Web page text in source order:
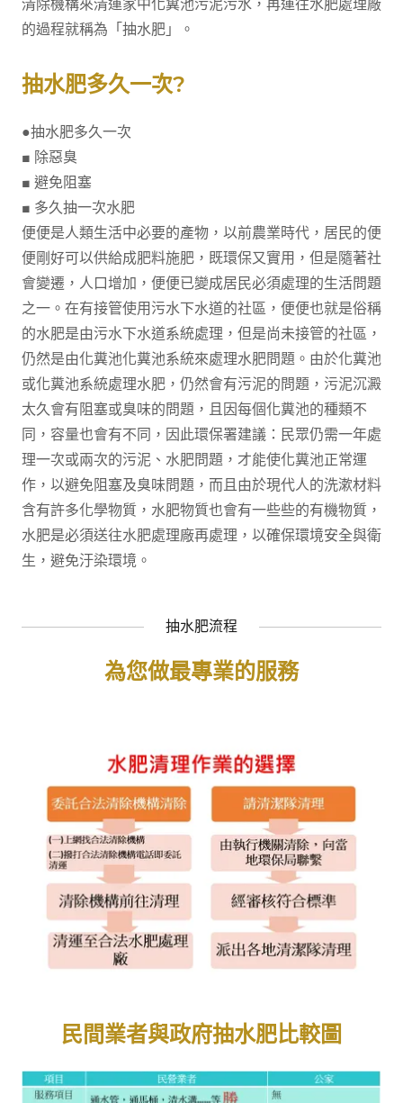
清除機構來清運家中化糞池污泥污水，再運往水肥處理廠
的過程就稱為「抽水肥」。
抽水肥多久一次?
●抽水肥多久一次
■ 除惡臭
■ 避免阻塞
■ 多久抽一次水肥
便便是人類生活中必要的產物，以前農業時代，居民的便
便剛好可以供給成肥料施肥，既環保又實用，但是隨著社
會變遷，人口增加，便便已變成居民必須處理的生活問題
之一。在有接管使用污水下水道的社區，便便也就是俗稱
的水肥是由污水下水道系統處理，但是尚未接管的社區，
仍然是由化糞池化糞池系統來處理水肥問題。由於化糞池
或化糞池系統處理水肥，仍然會有污泥的問題，污泥沉澱
太久會有阻塞或臭味的問題，且因每個化糞池的種類不
同，容量也會有不同，因此環保署建議：民眾仍需一年處
理一次或兩次的污泥、水肥問題，才能使化糞池正常運
作，以避免阻塞及臭味問題，而且由於現代人的洗漱材料
含有許多化學物質，水肥物質也會有一些些的有機物質，
水肥是必須送往水肥處理廠再處理，以確保環境安全與衛
生，避免汙染環境。
抽水肥流程
為您做最專業的服務
民間業者與政府抽水肥比較圖